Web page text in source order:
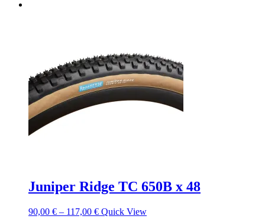
Juniper Ridge TC 650B x 48
90,00 € – 117,00 € Quick View